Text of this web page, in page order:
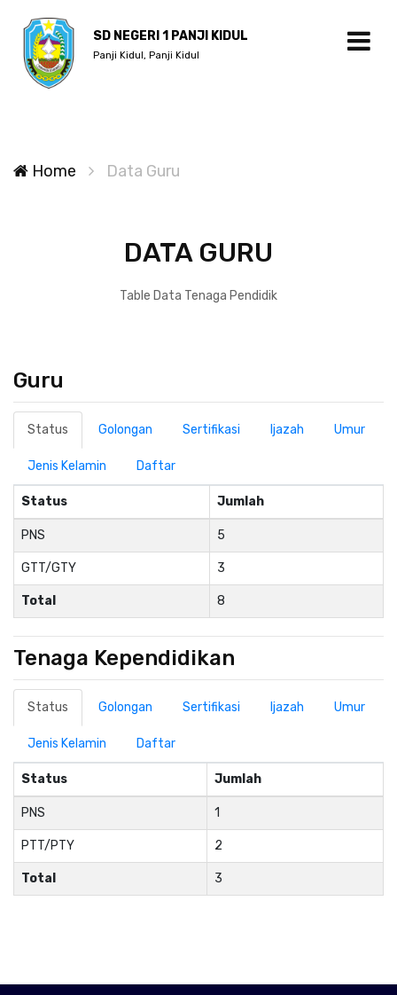
SD NEGERI 1 PANJI KIDUL
Panji Kidul, Panji Kidul
Home Data Guru
DATA GURU
Table Data Tenaga Pendidik
Guru
Status Golongan Sertifikasi Ijazah Umur
Jenis Kelamin Daftar
Status Jumlah
PNS 5
GTT/GTY 3
Total 8
Tenaga Kependidikan
Status Golongan Sertifikasi Ijazah Umur
Jenis Kelamin Daftar
Status Jumlah
PNS 1
PTT/PTY 2
Total 3